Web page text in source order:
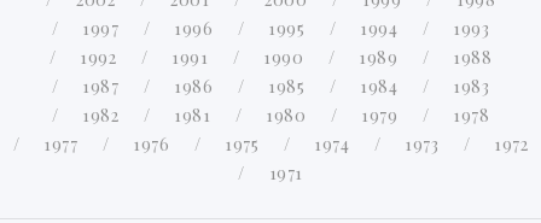
1997
1996 1995 1994
1993
1992
1991 1990 1989
1988
1987
1986 1985 1984
1983
1982
1981 1980 1979
1978
1977
1976 1975 1974 1973
1972
1971